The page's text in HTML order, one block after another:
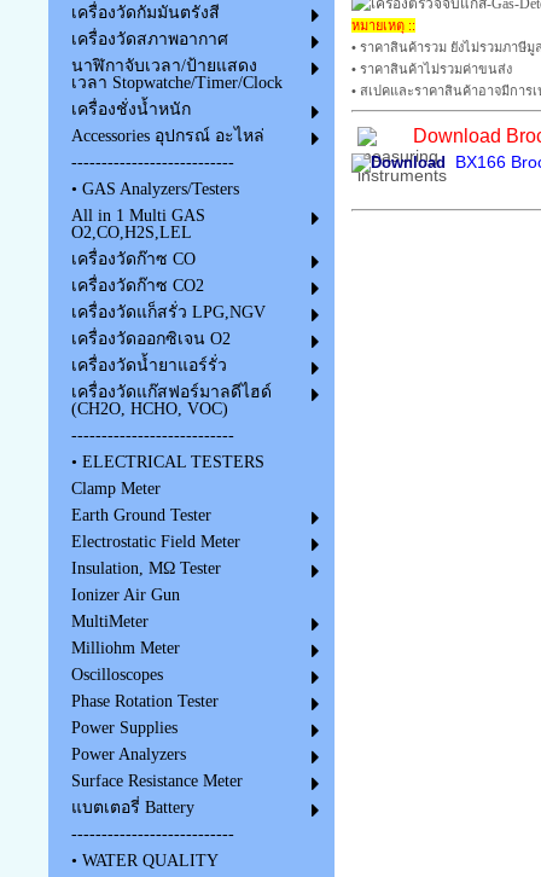
เครื่องวัดกัมมันตรังสี
เครื่องวัดสภาพอากาศ
นาฬิกาจับเวลา/ป้ายแสดง
เวลา Stopwatche/Timer/Clock
เครื่องชั่งน้ำหนัก
Accessories อุปกรณ์ อะไหล่
---------------------------
• GAS Analyzers/Testers
All in 1 Multi GAS
O2,CO,H2S,LEL
เครื่องวัดก๊าซ CO
เครื่องวัดก๊าซ CO2
เครื่องวัดแก็สรั่ว LPG,NGV
เครื่องวัดออกซิเจน O2
เครื่องวัดน้ำยาแอร์รั่ว
เครื่องวัดแก๊สฟอร์มาลดีไฮด์
(CH2O, HCHO, VOC)
---------------------------
• ELECTRICAL TESTERS
Clamp Meter
Earth Ground Tester
Electrostatic Field Meter
Insulation, MΩ Tester
Ionizer Air Gun
MultiMeter
Milliohm Meter
Oscilloscopes
Phase Rotation Tester
Power Supplies
Power Analyzers
Surface Resistance Meter
แบตเตอรี่ Battery
---------------------------
• WATER QUALITY
หมายเหตุ ::
• ราคาสินค้ารวม ยังไม่รวมภาษีมู
• ราคาสินค้าไม่รวมค่าขนส่ง
• สเปคและราคาสินค้าอาจมีการ
Download
BX166